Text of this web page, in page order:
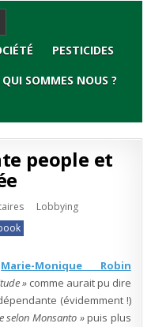
PESTICIDES
QUI SOMMES NOUS ?
people et
sur
une
militante
branchée
Publié
Lobbying
Marie-Monique Robin
»comme aurait pu dire
(évidemment !)
selon Monsanto »puis plus